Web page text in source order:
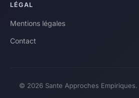
LÉGAL
Mentions légales
Contact
© 2026 Sante Approches